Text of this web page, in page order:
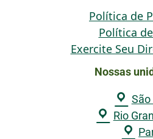
Política de
Política
Exercite Seu
Nossas
São
Rio